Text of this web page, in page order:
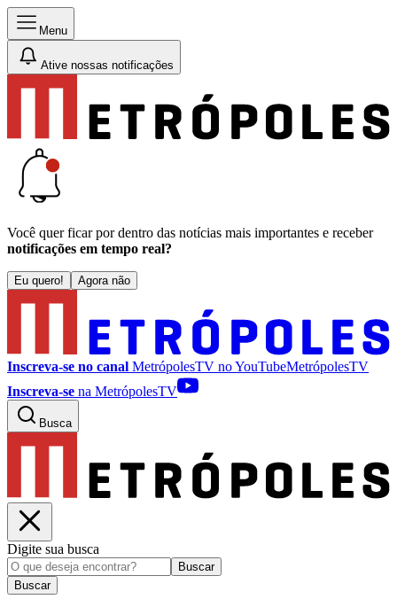
Menu
Ative nossas notificações
Você quer ficar por dentro das notícias mais importantes e receber
notificações em tempo real?
Eu quero! Agora não
Inscreva-se no canal MetrópolesTV noYouTubeMetrópolesTV
Inscreva-se na MetrópolesTV
Busca
Digite sua busca
Buscar
Buscar